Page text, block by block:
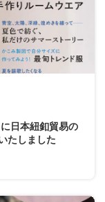
日本紐釦貿易の
たしました